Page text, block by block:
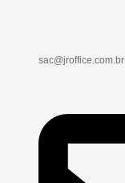
sac@jroffice.com.br